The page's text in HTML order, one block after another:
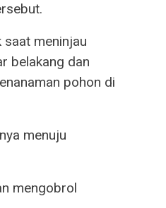
saat meninjau
belakang dan
pohon di
menuju
mengobrol